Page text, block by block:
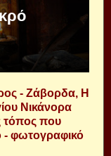
- Ζάβορδα, Η
Νικάνορα
τόπος που
- φωτογραφικό